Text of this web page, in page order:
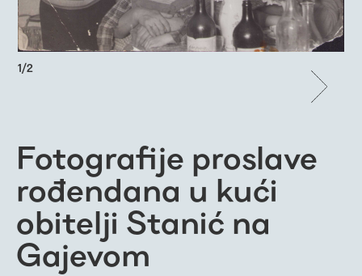
1/2
Fotografije proslave
rođendana u kući
obitelji Stanić na
Gajevom